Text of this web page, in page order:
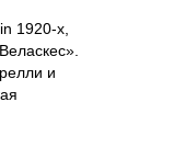
1920-х,
и